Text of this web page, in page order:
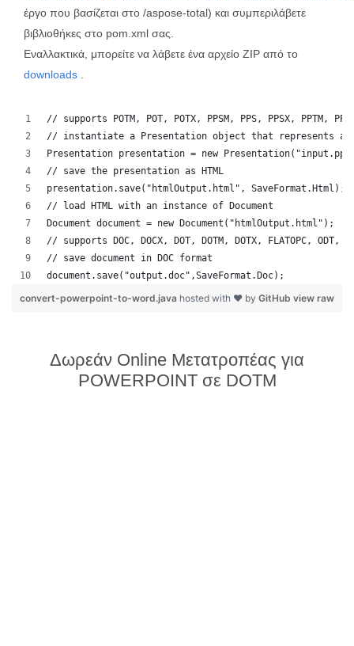
έργο που βασίζεται στο /aspose-total) και συμπεριλάβετε
βιβλιοθήκες στο pom.xml σας.
Εναλλακτικά, μπορείτε να λάβετε ένα αρχείο ZIP από το
downloads
// supports POTM, POT, POTX, PPSM, PPS, PPSX, PPTM,
// instantiate a Presentation object that represents a
Presentation presentation = new
// save the presentation as HTML
presentation.save("htmlOutput.html", SaveFormat.Html);
// load HTML with an instance of Document
Document document = new Document("htmlOutput.html");
// supports DOC, DOCX, DOT, DOTM, DOTX, FLATOPC,
// save document in DOC format
document.save("output.doc",SaveFormat.Doc);
view raw
convert-powerpoint-to-word.java hosted with ❤ by GitHub
Δωρεάν Online Μετατροπέας για
POWERPOINT σε DOTM